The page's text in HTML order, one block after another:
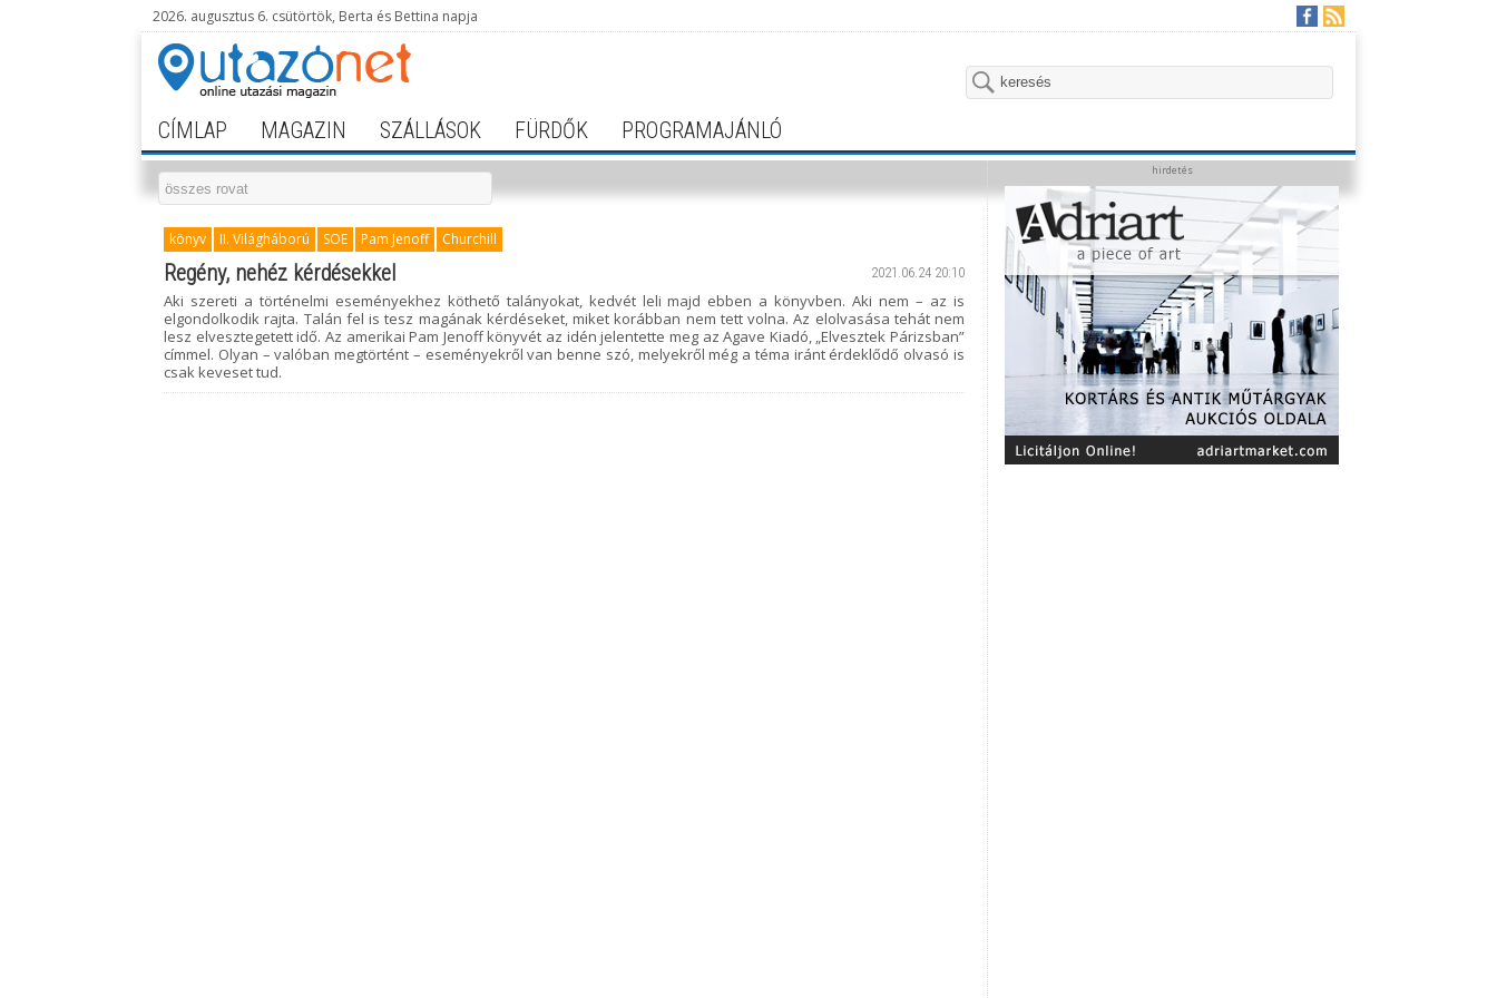
2026. augusztus 6. csütörtök, Berta és Bettina napja
CÍMLAP MAGAZIN SZÁLLÁSOK FÜRDŐK PROGRAMAJÁNLÓ
könyv II. Világháború SOE Pam Jenoff Churchill
2021.06.24 20:10
Regény, nehéz kérdésekkel
Aki szereti a történelmi eseményekhez köthető talányokat, kedvét leli majd ebben a könyvben. Aki nem – az is
elgondolkodik rajta. Talán fel is tesz magának kérdéseket, miket korábban nem tett volna. Az elolvasása tehát nem
lesz elvesztegetett idő. Az amerikai Pam Jenoff könyvét az idén jelentette meg az Agave Kiadó, „Elvesztek Párizsban”
címmel. Olyan – valóban megtörtént – eseményekről van benne szó, melyekről még a téma iránt érdeklődő olvasó is
csak keveset tud.
hirdetés